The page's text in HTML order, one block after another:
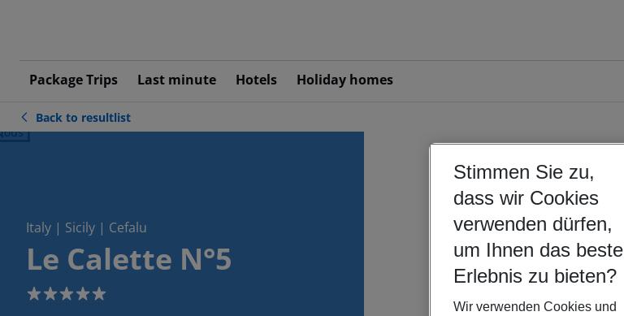
Package Trips Last minute Hotels Holiday homes
Back to resultlist
Italy | Sicily | Cefalu
Le Calette N°5
5
Stimmen Sie zu,
dass wir Cookies
verwenden dürfen,
um Ihnen das beste
Erlebnis zu bieten?
Wir verwenden Cookies und